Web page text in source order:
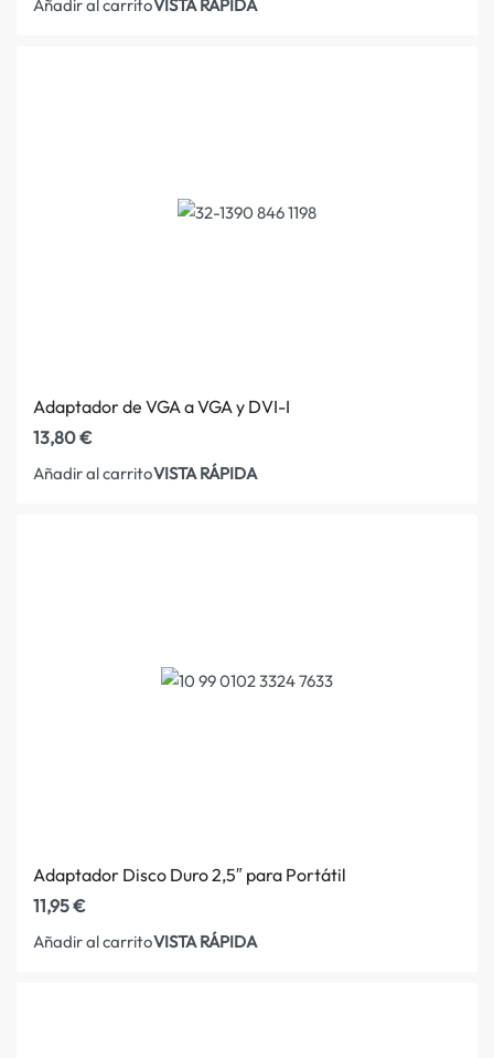
Añadir al carritoVISTA RÁPIDA
Adaptador de VGA a VGA y DVI-I
13,80€
Añadir al carritoVISTA RÁPIDA
Adaptador Disco Duro 2,5″ para Portátil
11,95€
Añadir al carritoVISTA RÁPIDA